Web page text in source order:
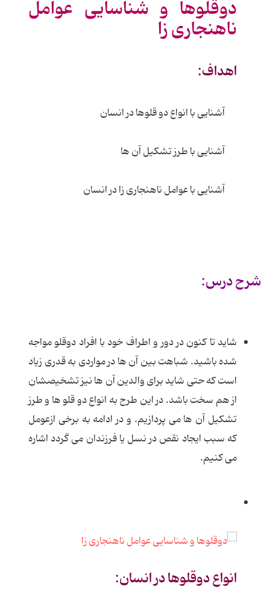
دوقلوها و شناسایی عوامل
ناهنجاری زا
اهداف:
آشنایی با انواع دو قلوها در انسان
آشنایی با طرز تشکیل آن ها
آشنایی با عوامل ناهنجاری زا در انسان
شرح درس:
شاید تا کنون در دور و اطراف خود با افراد دوقلو مواجه
شده باشید. شباهت بین آن ها در مواردی به قدری زیاد
است که حتی شاید برای والدین آن ها نیز تشخیصشان
از هم سخت باشد. در این طرح به انواع دو قلو ها و طرز
تشکیل آن ها می پردازیم. و در ادامه به برخی ازعومل
که سبب ایجاد نقص در نسل یا فرزندان می گردد اشاره
می کنیم.
انواع دوقلوها در انسان: